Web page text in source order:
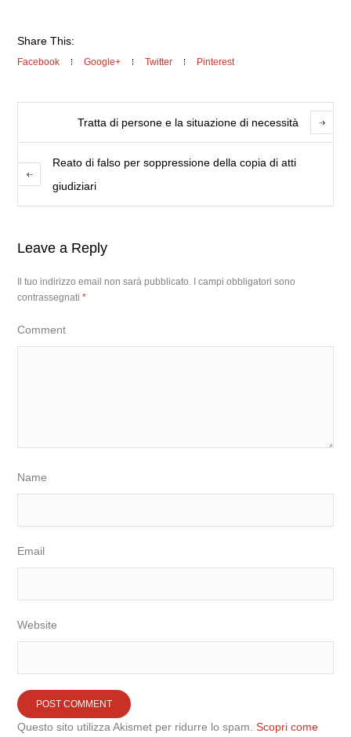
Share This:
Facebook Google+ Twitter Pinterest
Tratta di persone e la situazione di necessità
Reato di falso per soppressione della copia di atti
giudiziari
Leave a Reply
Il tuo indirizzo email non sarà pubblicato.
I campi obbligatori sono
contrassegnati*
Comment
Name
Email
Website
Questo sito utilizza Akismet per ridurre lo spam.Scopri come